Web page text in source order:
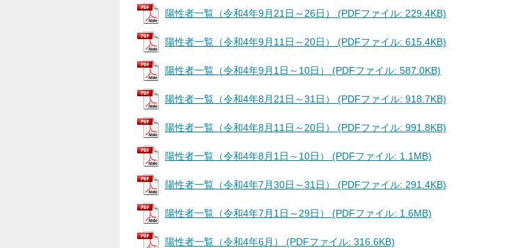
陽性者一覧（令和4年9月21日～26日） (PDFファイル: 229.4KB)
陽性者一覧（令和4年9月11日～20日） (PDFファイル: 615.4KB)
陽性者一覧（令和4年9月1日～10日） (PDFファイル: 587.0KB)
陽性者一覧（令和4年8月21日～31日） (PDFファイル: 918.7KB)
陽性者一覧（令和4年8月11日～20日） (PDFファイル: 991.8KB)
陽性者一覧（令和4年8月1日～10日） (PDFファイル: 1.1MB)
陽性者一覧（令和4年7月30日～31日） (PDFファイル: 291.4KB)
陽性者一覧（令和4年7月1日～29日） (PDFファイル: 1.6MB)
陽性者一覧（令和4年6月） (PDFファイル: 316.6KB)